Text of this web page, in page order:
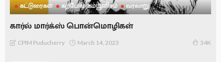
கட்டுரைகள் கற்போம் கம்யூனிசம் வரலாறு
கார்ல் மார்க்ஸ் பொன்மொழிகள்
CPIM Puducherry March 14, 2023 34K